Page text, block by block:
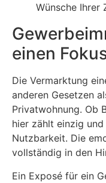
Wünsche Ihrer
einen
Die Vermarktung
anderen Gesetzen
Privatwohnung. Ob
hier zählt einzig
Nutzbarkeit. Die
vollständig in den
Ein Exposé für ein